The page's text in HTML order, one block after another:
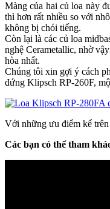
Màng của hai củ loa này
thì hơn rất nhiều so với
không bị chói tiếng.
Còn lại là các củ loa
nghệ Cerametallic, nhờ
hòa nhất.
Chúng tôi xin gợi ý cách
đứng Klipsch RP-260F,
Với những ưu điểm kể trên
Các bạn có thể tham